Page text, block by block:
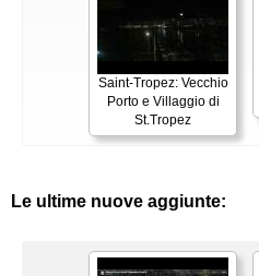
Saint-Tropez: Vecchio
Porto e Villaggio di
St.Tropez
Le ultime nuove aggiunte: